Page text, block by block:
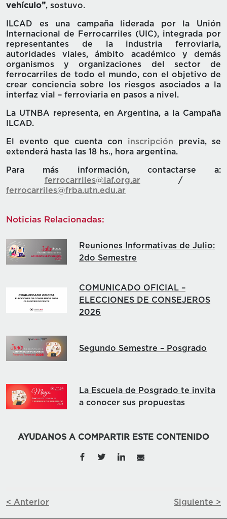
vehículo”, sostuvo.
ILCAD es una campaña liderada por la Unión
Internacional de Ferrocarriles (UIC), integrada por
representantes de la industria ferroviaria,
autoridades viales, ámbito académico y demás
organismos y organizaciones del sector de
ferrocarriles de todo el mundo, con el objetivo de
crear conciencia sobre los riesgos asociados a la
interfaz vial – ferroviaria en pasos a nivel.
La UTNBA representa, en Argentina, a la Campaña
ILCAD.
El evento que cuenta con inscripción previa, se
extenderá hasta las 18 hs., hora argentina.
Para más información, contactarse a:
ferrocarriles@iaf.org.ar /
ferrocarriles@frba.utn.edu.ar
Noticias Relacionadas:
Reuniones Informativas de Julio:
2do Semestre
COMUNICADO OFICIAL –
ELECCIONES DE CONSEJEROS
2026
Segundo Semestre – Posgrado
La Escuela de Posgrado te invita
a conocer sus propuestas
AYUDANOS A COMPARTIR ESTE CONTENIDO
< Anterior Siguiente >